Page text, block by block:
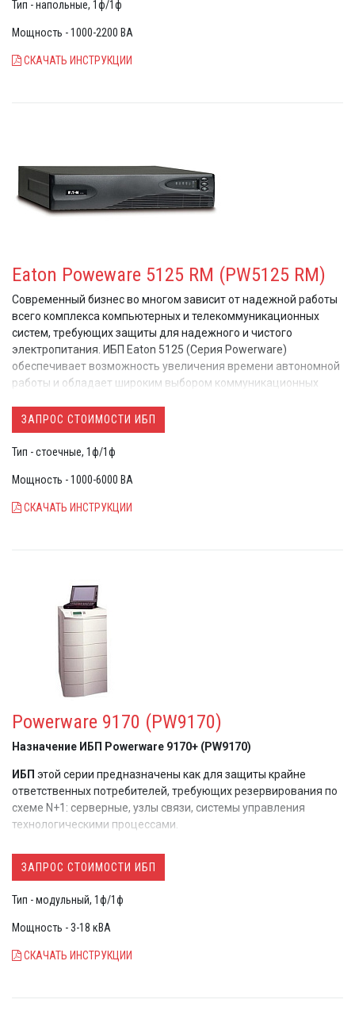
Тип - напольные, 1ф/1ф
Мощность - 1000-2200 ВА
СКАЧАТЬ ИНСТРУКЦИИ
Eaton Poweware 5125 RM (PW5125 RM)
Современный бизнес во многом зависит от надежной работы
всего комплекса компьютерных и телекоммуникационных
систем, требующих защиты для надежного и чистого
электропитания. ИБП Eaton 5125 (Серия Powerware)
обеспечивает возможность увеличения времени автономной
работы и обладает широким выбором коммуникационных
окружение современного офиса. PW5125 защищает
оборудование и данные от 5 из 9 основных проблем с
электропитанием.
ЗАПРОС СТОИМОСТИ ИБП
Тип - стоечные, 1ф/1ф
Мощность - 1000-6000 ВА
СКАЧАТЬ ИНСТРУКЦИИ
Powerware 9170 (PW9170)
Назначение ИБП Powerware 9170+ (PW9170)
ИБП этой серии предназначены как для защиты крайне
ответственных потребителей, требующих резервирования по
схеме N+1: серверные, узлы связи, системы управления
технологическими процессами.
ИБПудобно использовать, когда заранее известно, что
нагрузка будет возрастать в будущем: можно сразу купить
силовыми и батарейными модулями.
ЗАПРОС СТОИМОСТИ ИБП
Тип - модульный, 1ф/1ф
Мощность - 3-18 кВА
СКАЧАТЬ ИНСТРУКЦИИ